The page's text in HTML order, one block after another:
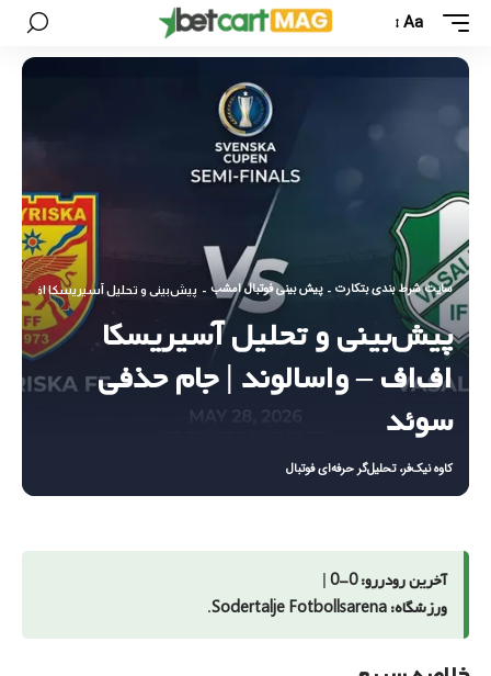
Aa
سایت شرط بندی بتکارت - پیش بینی فوتبال امشب - پیش‌بینی و تحلیل آسیریسکا اف‌اف –
پیش‌بینی و تحلیل آسیریسکا
اف‌اف – واسالوند | جام حذفی
سوئد
کاوه نیک‌فر، تحلیل‌گر حرفه‌ای فوتبال
آخرین رودررو: 0-0
|
ورزشگاه: Sodertalje Fotbollsarena
.